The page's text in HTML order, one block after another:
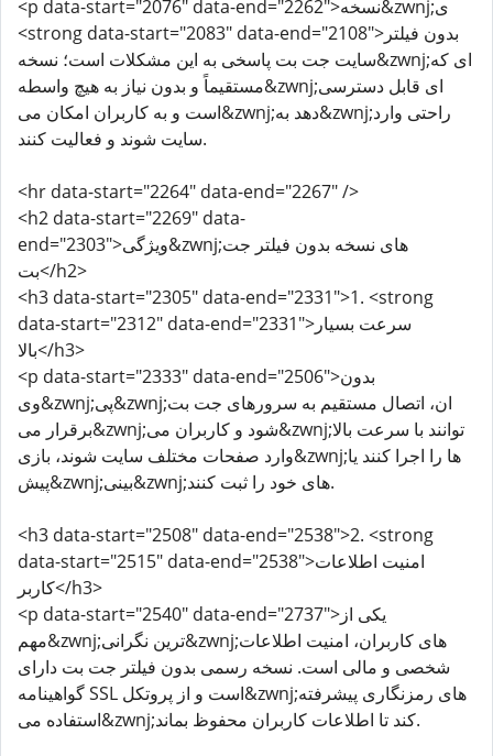
<p data-start="2076" data-end="2262">نسخه&zwnj;ی
<strong data-start="2083" data-end="2108">بدون فیلتر
سایت جت بت پاسخی به این مشکلات است؛ نسخه&zwnj;ای که
مستقیماً و بدون نیاز به هیچ واسطه&zwnj;ای قابل دسترسی
است و به کاربران امکان می&zwnj;دهد به&zwnj;راحتی وارد
سایت شوند و فعالیت کنند.
<hr data-start="2264" data-end="2267" />
<h2 data-start="2269" data-
end="2303">ویژگی&zwnj;های نسخه بدون فیلتر جت
بت</h2>
<h3 data-start="2305" data-end="2331">1. <strong
data-start="2312" data-end="2331">سرعت بسیار
بالا</h3>
<p data-start="2333" data-end="2506">بدون
وی&zwnj;پی&zwnj;ان، اتصال مستقیم به سرورهای جت بت
برقرار می&zwnj;شود و کاربران می&zwnj;توانند با سرعت بالا
وارد صفحات مختلف سایت شوند، بازی&zwnj;ها را اجرا کنند یا
پیش&zwnj;بینی&zwnj;های خود را ثبت کنند.
<h3 data-start="2508" data-end="2538">2. <strong
data-start="2515" data-end="2538">امنیت اطلاعات
کاربر</h3>
<p data-start="2540" data-end="2737">یکی از
مهم&zwnj;ترین نگرانی&zwnj;های کاربران، امنیت اطلاعات
شخصی و مالی است. نسخه رسمی بدون فیلتر جت بت دارای
گواهینامه SSL است و از پروتکل&zwnj;های رمزنگاری پیشرفته
استفاده می&zwnj;کند تا اطلاعات کاربران محفوظ بماند.